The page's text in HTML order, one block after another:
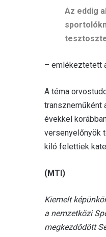
Az eddig
– emlékeztetett
A téma
transzneműként
évekkel
versenyelőnyök
kiló felettiek
(MTI)
Kiemelt
a nemzetközi
megkezdődött